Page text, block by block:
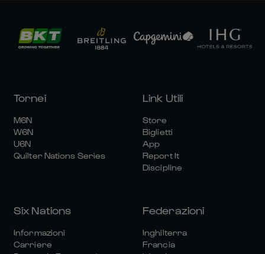
Tornei
M6N
W6N
U6N
Quilter Nations Series
Link Utili
Store
Biglietti
App
Report It
Discipline
Six Nations
Informazioni
Carriere
Federazioni
Inghilterra
Francia